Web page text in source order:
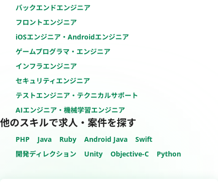
バックエンドエンジニア
フロントエンジニア
iOSエンジニア・Androidエンジニア
ゲームプログラマ・エンジニア
インフラエンジニア
セキュリティエンジニア
テストエンジニア・テクニカルサポート
AIエンジニア・機械学習エンジニア
他のスキルで求人・案件を探す
PHP Java Ruby Android Java
Swift
開発ディレクション
Unity Objective-C Python